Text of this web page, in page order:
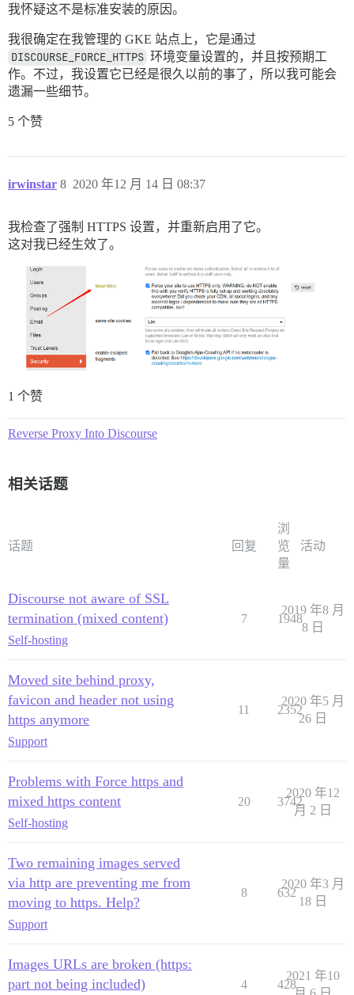
我怀疑这不是标准安装的原因。
我很确定在我管理的 GKE 站点上，它是通过
DISCOURSE_FORCE_HTTPS 环境变量设置的，并且按预期工
作。不过，我设置它已经是很久以前的事了，所以我可能会
遗漏一些细节。
5 个赞
irwinstar 2020 年12 月 14 日 08:37
8
我检查了强制 HTTPS 设置，并重新启用了它。
这对我已经生效了。
1 个赞
Reverse Proxy Into Discourse
相关话题
话题 回复
浏
览
量
活动
Discourse not aware of SSL
termination (mixed content)
Self-hosting
7 1948
2019 年8 月
8 日
Moved site behind proxy,
favicon and header not using
https anymore
Support
11 2352
2020 年5 月
26 日
Problems with Force https and
mixed https content
Self-hosting
20 3742
2020 年12
月 2 日
Two remaining images served
via http are preventing me from
moving to https. Help?
Support
8 632
2020 年3 月
18 日
Images URLs are broken (https:
part not being included)
4 428
2021 年10